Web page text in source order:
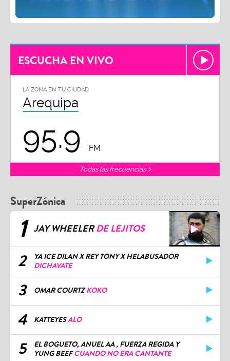
ESCUCHA EN VIVO
LA ZONA EN TU CIUDAD
Arequipa
95.9 FM
Todas las frecuencias
SuperZónica
1 JAY WHEELERDE LEJITOS
2
YA ICE DILAN X REY TONY X HELABUSADOR
DICHAVATE
3 OMAR COURTZKOKO
4 KATTEYESALO
5
EL BOGUETO, ANUEL AA , FUERZA REGIDA Y
YUNG BEEFCUANDO NO ERA CANTANTE